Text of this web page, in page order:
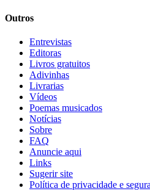
Outros
Entrevistas
Editoras
Livros gratuitos
Adivinhas
Livrarias
Vídeos
Poemas musicados
Notícias
Sobre
FAQ
Anuncie aqui
Links
Sugerir site
Política de privacidade e